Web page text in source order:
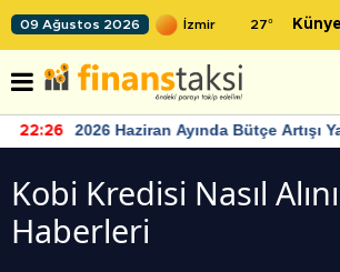
09 Ağustos 2026 27° Künye
22:26 2026 Haziran Ayında Bütçe Artışı
Kobi Kredisi Nasıl
Haberleri